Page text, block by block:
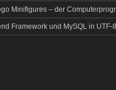
Minifigures – der
Framework und MySQL in